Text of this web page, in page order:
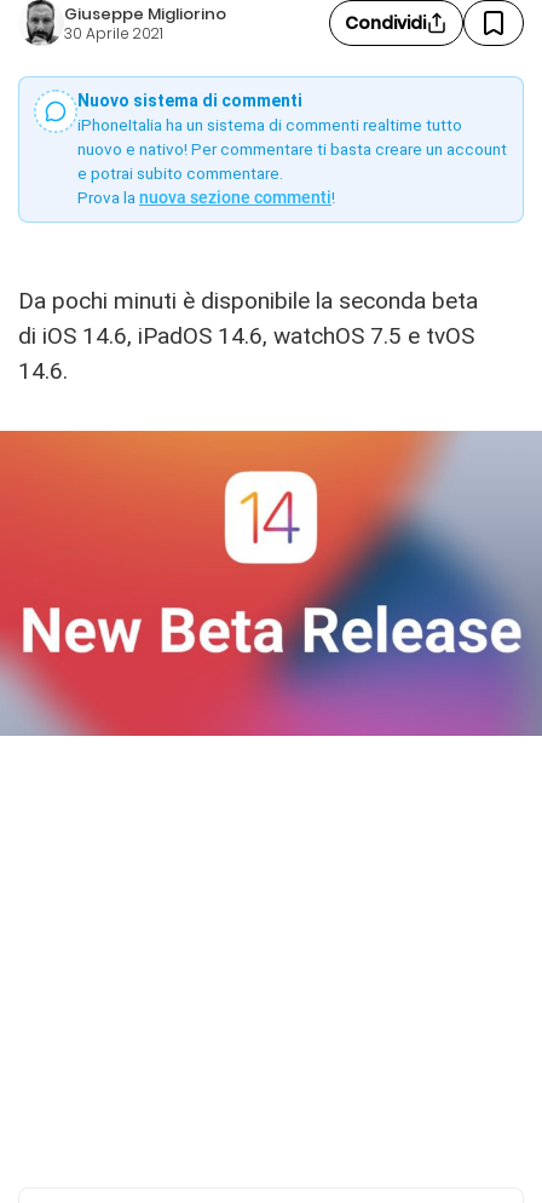
Giuseppe Migliorino
30 Aprile 2021 Condividi
Nuovo sistema di commenti
iPhoneItalia ha un sistema di commenti realtime tutto
nuovo e nativo! Per commentare ti basta creare un account
e potrai subito commentare.
Prova la nuova sezione commenti!
Da pochi minuti è disponibile la seconda beta
di iOS 14.6, iPadOS 14.6, watchOS 7.5 e tvOS
14.6.